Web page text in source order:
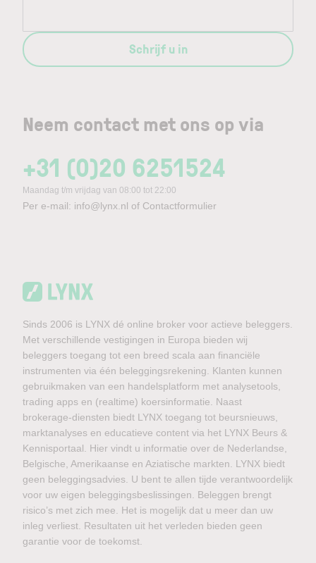
Neem contact met ons op via
+31 (0)20 6251524
Maandag t/m vrijdag van 08:00 tot 22:00
Per e-mail: info@lynx.nl of Contactformulier
Schrijf u in
Sinds 2006 is LYNX dé online broker voor actieve beleggers.
Met verschillende vestigingen in Europa bieden wij
beleggers toegang tot een breed scala aan financiële
instrumenten via één beleggingsrekening. Klanten kunnen
gebruikmaken van een handelsplatform met analysetools,
trading apps en (realtime) koersinformatie. Naast
brokerage-diensten biedt LYNX toegang tot beursnieuws,
marktanalyses en educatieve content via het LYNX Beurs &
Kennisportaal. Hier vindt u informatie over de Nederlandse,
Belgische, Amerikaanse en Aziatische markten. LYNX biedt
geen beleggingsadvies. U bent te allen tijde verantwoordelijk
voor uw eigen beleggingsbeslissingen. Beleggen brengt
risico’s met zich mee. Het is mogelijk dat u meer dan uw
inleg verliest. Resultaten uit het verleden bieden geen
garantie voor de toekomst.